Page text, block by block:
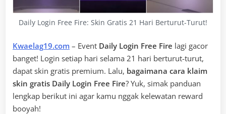
Daily Login Free Fire: Skin Gratis 21 Hari Berturut-Turut!
Kwaelag19.com – Event Daily Login Free Fire lagi gacor
banget! Login setiap hari selama 21 hari berturut-turut,
dapat skin gratis premium. Lalu, bagaimana cara klaim
skin gratis Daily Login Free Fire? Yuk, simak panduan
lengkap berikut ini agar kamu nggak kelewatan reward
booyah!